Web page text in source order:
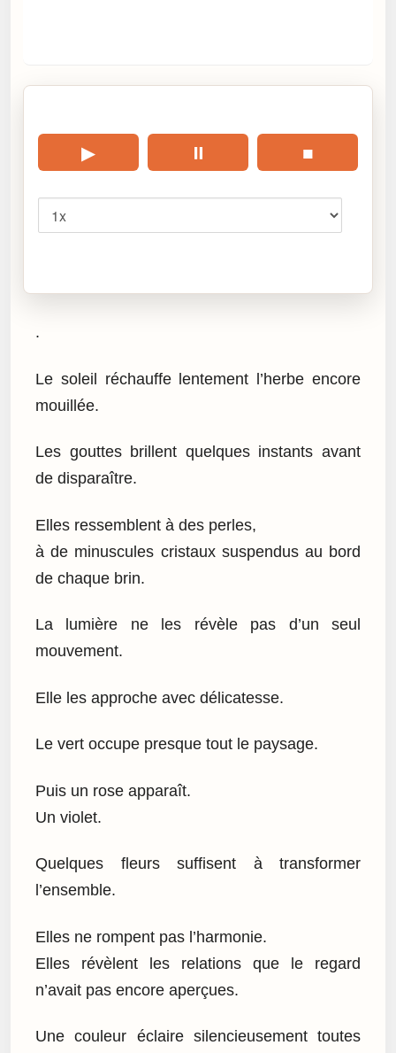
▶ ⏸ ■
.
Le soleil réchauffe lentement l’herbe encore
mouillée.
Les gouttes brillent quelques instants avant
de disparaître.
Elles ressemblent à des perles,
à de minuscules cristaux suspendus au bord
de chaque brin.
La lumière ne les révèle pas d’un seul
mouvement.
Elle les approche avec délicatesse.
Le vert occupe presque tout le paysage.
Puis un rose apparaît.
Un violet.
Quelques fleurs suffisent à transformer
l’ensemble.
Elles ne rompent pas l’harmonie.
Elles révèlent les relations que le regard
n’avait pas encore aperçues.
Une couleur éclaire silencieusement toutes